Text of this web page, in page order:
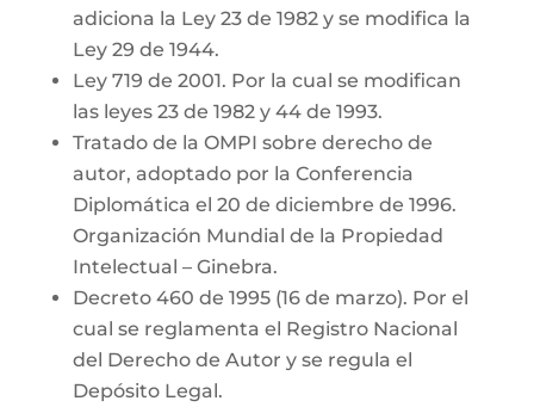
adiciona la Ley 23 de 1982 y se modifica la
Ley 29 de 1944.
Ley 719 de 2001. Por la cual se modifican
las leyes 23 de 1982 y 44 de 1993.
Tratado de la OMPI sobre derecho de
autor, adoptado por la Conferencia
Diplomática el 20 de diciembre de 1996.
Organización Mundial de la Propiedad
Intelectual – Ginebra.
Decreto 460 de 1995 (16 de marzo). Por el
cual se reglamenta el Registro Nacional
del Derecho de Autor y se regula el
Depósito Legal.